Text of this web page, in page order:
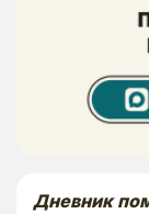
Дневник